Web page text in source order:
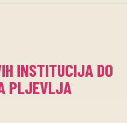
INSTITUCIJA DO
PLJEVLJA